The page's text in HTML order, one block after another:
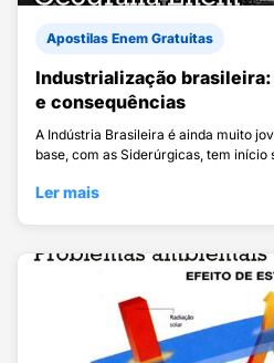
Apostilas Enem Gratuitas
Industrialização
e consequências
A Indústria Brasileira é ainda muito
base, com as Siderúrgicas, tem início
Ler mais